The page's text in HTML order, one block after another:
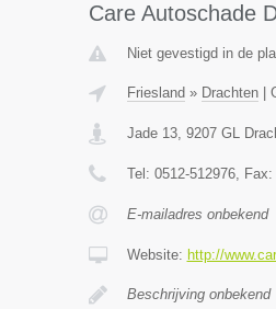
Care Autoschade
Niet gevestigd in de
Friesland » Drachten|
Jade 13, 9207 GL
Tel: 0512-512976, Fax:
E-mailadres onbekend
Website: http://
Beschrijving onbekend